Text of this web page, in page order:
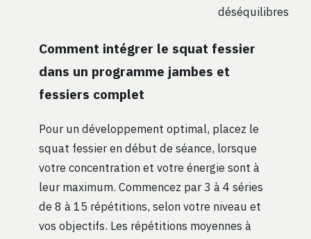
déséquilibres
Comment intégrer le squat fessier
dans un programme jambes et
fessiers complet
Pour un développement optimal, placez le
squat fessier en début de séance, lorsque
votre concentration et votre énergie sont à
leur maximum. Commencez par 3 à 4 séries
de 8 à 15 répétitions, selon votre niveau et
vos objectifs. Les répétitions moyennes à